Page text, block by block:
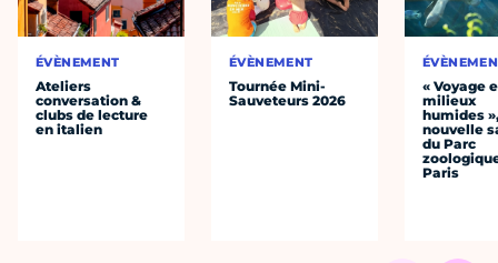
ÉVÈNEMENT
Ateliers
conversation &
clubs de lecture
en italien
ÉVÈNEMENT
Tournée Mini-
Sauveteurs 2026
« Voyage
milieux
humides
nouvelle
du Parc
Paris